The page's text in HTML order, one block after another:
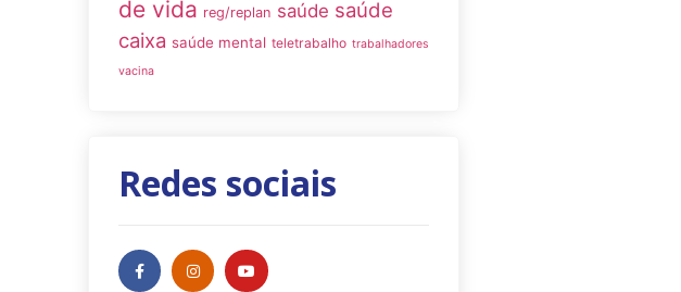
de vida reg/replan saúde saúde
caixa saúde mental teletrabalho trabalhadores
vacina
Redes sociais